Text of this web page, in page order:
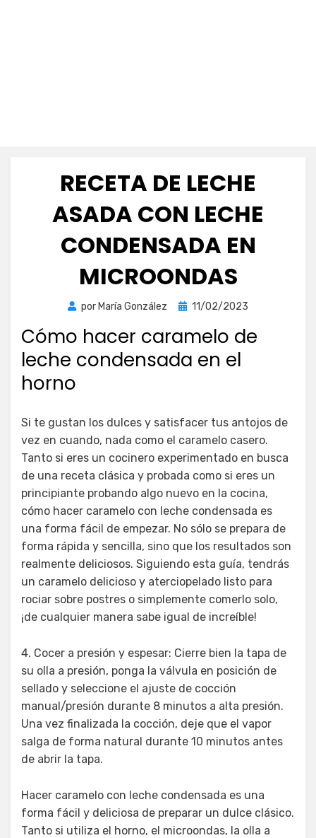
RECETA DE LECHE
ASADA CON LECHE
CONDENSADA EN
MICROONDAS
por María González
Publicada
11/02/2023
Cómo hacer caramelo de
leche condensada en el
horno
Si te gustan los dulces y satisfacer tus antojos de
vez en cuando, nada como el caramelo casero.
Tanto si eres un cocinero experimentado en busca
de una receta clásica y probada como si eres un
principiante probando algo nuevo en la cocina,
cómo hacer caramelo con leche condensada es
una forma fácil de empezar. No sólo se prepara de
forma rápida y sencilla, sino que los resultados son
realmente deliciosos. Siguiendo esta guía, tendrás
un caramelo delicioso y aterciopelado listo para
rociar sobre postres o simplemente comerlo solo,
¡de cualquier manera sabe igual de increíble!
4. Cocer a presión y espesar: Cierre bien la tapa de
su olla a presión, ponga la válvula en posición de
sellado y seleccione el ajuste de cocción
manual/presión durante 8 minutos a alta presión.
Una vez finalizada la cocción, deje que el vapor
salga de forma natural durante 10 minutos antes
de abrir la tapa.
Hacer caramelo con leche condensada es una
forma fácil y deliciosa de preparar un dulce clásico.
Tanto si utiliza el horno, el microondas, la olla a